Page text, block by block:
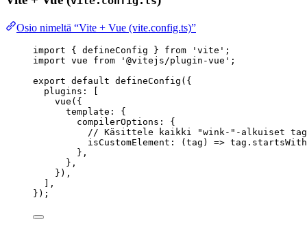
Osio nimeltä “Vite + Vue (vite.config.ts)”
import { defineConfig } from ' vite ' ;
import vue from ' @vitejs/plugin-vue ' ;
export default defineConfig ({
plugins: [
vue ({
template: {
compilerOptions: {
// Käsittele kaikki "wink-"-alkuiset
isCustomElement : ( tag ) => tag . startsWith
},
},
}),
],
});